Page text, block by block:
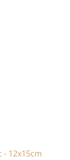
- 12x15cm